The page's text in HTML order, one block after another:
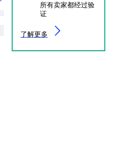
所有卖家都经过验
证
了解更多